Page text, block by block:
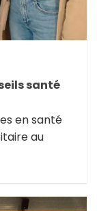
santé
en santé
au